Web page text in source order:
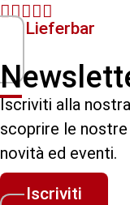

Lieferbar
Iscriviti alla
scoprire le
novità ed eventi.
Iscriviti